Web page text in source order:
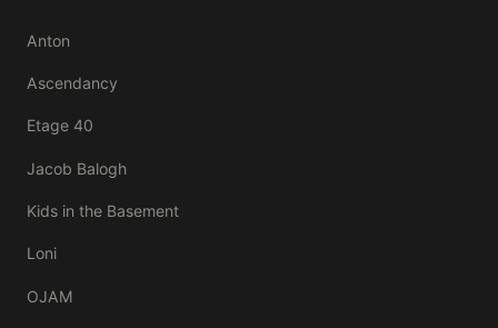
Anton
Ascendancy
Etage 40
Jacob Balogh
Kids in the Basement
Loni
OJAM